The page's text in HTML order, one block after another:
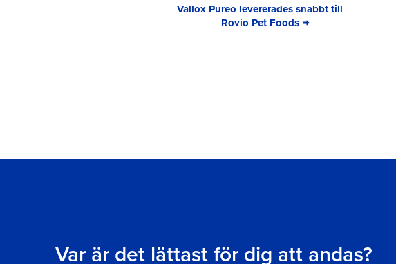
Vallox Pureo levererades snabbt till
Rovio Pet Foods
Var är det lättast för dig att andas?